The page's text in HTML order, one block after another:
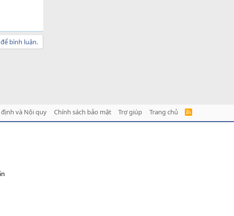
bình luận.
và Nội quy Chính sách bảo mật Trợ giúp Trang chủ
R